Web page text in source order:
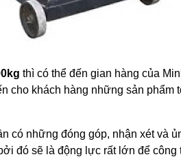
thì có thể đến gian hàng của
cho khách hàng những sản
có những đóng góp, nhận xét và
đó sẽ là động lực rất lớn để